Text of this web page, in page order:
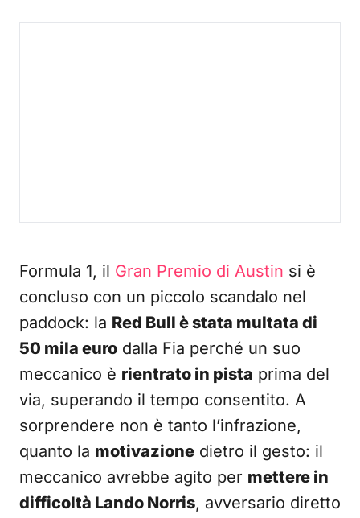
Formula 1, il Gran Premio di Austin si è
concluso con un piccolo scandalo nel
paddock: la Red Bull è stata multata di
50 mila euro dalla Fia perché un suo
meccanico è rientrato in pista prima del
via, superando il tempo consentito. A
sorprendere non è tanto l’infrazione,
quanto la motivazione dietro il gesto: il
meccanico avrebbe agito per mettere in
difficoltà Lando Norris, avversario diretto